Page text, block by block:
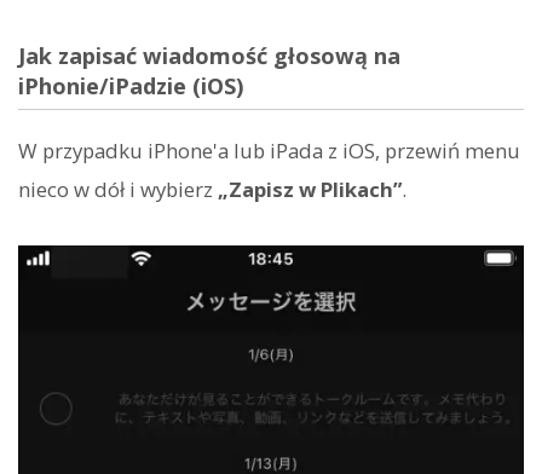
Jak zapisać wiadomość głosową na
iPhonie/iPadzie (iOS)
W przypadku iPhone'a lub iPada z iOS, przewiń menu
nieco w dół i wybierz „Zapisz w Plikach”.